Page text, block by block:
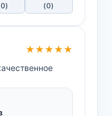
0)
(0)
★★★★★